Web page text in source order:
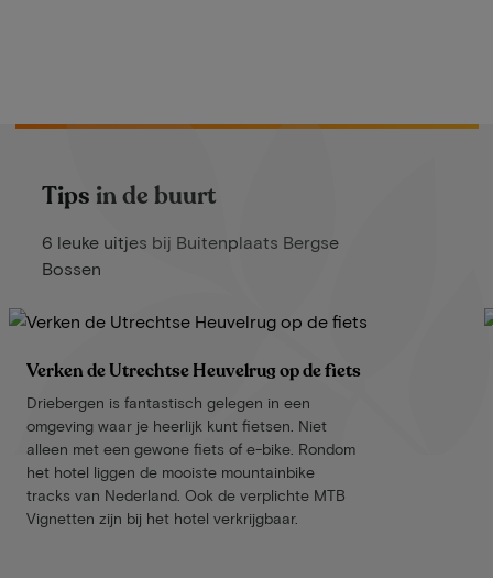
Tips in de buurt
6 leuke uitjes bij Buitenplaats Bergse
Bossen
Verken de Utrechtse Heuvelrug op de fiets
Driebergen is fantastisch gelegen in een
omgeving waar je heerlijk kunt fietsen. Niet
alleen met een gewone fiets of e-bike. Rondom
het hotel liggen de mooiste mountainbike
tracks van Nederland. Ook de verplichte MTB
Vignetten zijn bij het hotel verkrijgbaar.